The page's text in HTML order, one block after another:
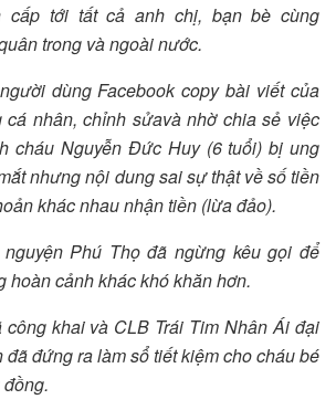
cấp tới tất cảanh chị, bạn bè cùng
trong và ngoài nước.
dùng Facebook copy bài viết của
cá nhân, chỉnh sửavà nhờ chia sẻ việc
cháu Nguyễn Đức Huy(6 tuổi) bị ung
nhưng nội dung sai sự thật về số tiền
khác nhaunhận tiền (lừa đảo).
nguyệnPhú Thọ đã ngừng kêu gọi để
hoàn cảnh khác khó khăn hơn.
công khai và CLB Trái Tim Nhân Ái đại
đã đứng ra làm sổ tiết kiệm cho cháu bé
đồng.